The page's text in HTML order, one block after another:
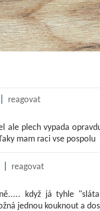
reagovat
ale plech vypada
mam raci vse pospolu
reagovat
když já tyhle
jednou kouknout a